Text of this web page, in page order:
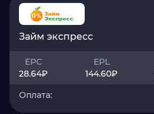
Займ экспресс
EPC
28.64₽
EPL
144.60₽
Оплата: